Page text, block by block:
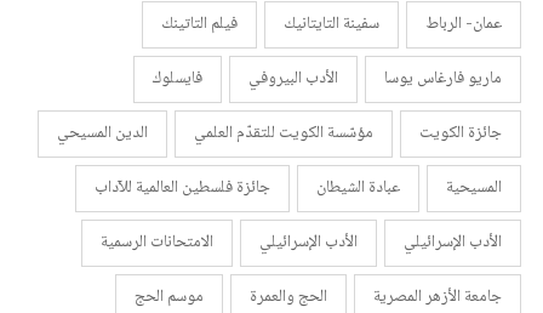
عمان- الرباط
سفينة التايتانيك
فيلم التاتينك
ماريو فارغاس يوسا
الأدب البيروفي
فايسلوك
جائزة الكويت
مؤسّسة الكويت للتقدّم العلمي
الدين المسيحي
المسيحية
عبادة الشيطان
جائزة فلسطين العالمية للآداب
الأدب الإسرائيلي
الأدب الإسرائيلي
الامتحانات الرسمية
جامعة الأزهر المصرية
الحج والعمرة
موسم الحج